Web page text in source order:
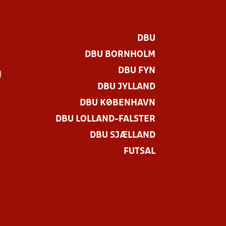
DBU
DBU BORNHOLM
DBU FYN
DBU JYLLAND
DBU KØBENHAVN
DBU LOLLAND-FALSTER
DBU SJÆLLAND
FUTSAL